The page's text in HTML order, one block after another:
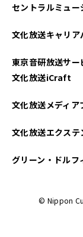
セントラルミュー
文化放送キャリア
東京音研放送サー
文化放送iCraft
文化放送メディア
文化放送エクステ
グリーン・ドルフ
© Nippon